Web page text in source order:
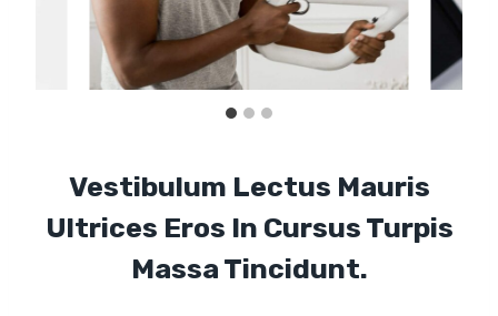
Vestibulum Lectus Mauris
Ultrices Eros In Cursus Turpis
Massa Tincidunt.